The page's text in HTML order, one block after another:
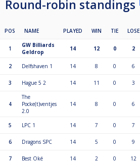
Link naar de wedstrijdformulieren:
Round-robin standings
POS NAME PLAYED WIN TIE LOSE
1
GW Billiards
Geldrop
14 12 0 2
2 Delfshaven 1 14 8 0 6
3 Hague 5 2 14 11 0 3
4
The
Pocke(t)ventjes
2.0
14 8 0 6
5 LPC 1 14 7 0 7
6 Dragons SPC 14 5 0 9
7 Best Oké 14 2 0 12